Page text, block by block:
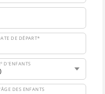
DE DÉPART*
D'ENFANTS
DES ENFANTS